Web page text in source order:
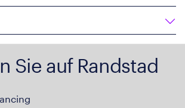
Sie auf Randstad